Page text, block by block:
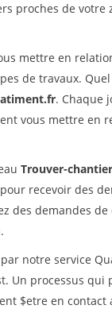
proches de
mettre en
de travaux.
. Chaque
vous mettre en
Trouver-
recevoir des
des demandes
notre service
Un processus qui
$etre en